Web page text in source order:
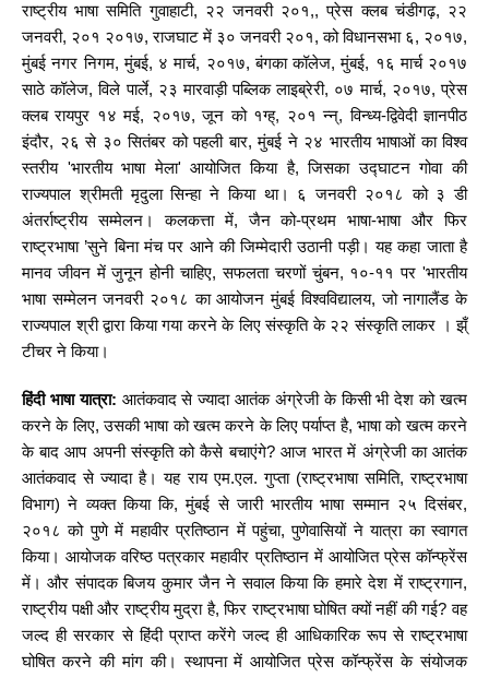
राष्ट्रीय भाषा समिति गुवाहाटी, २२ जनवरी २०१,, प्रेस क्लब चंडीगढ़, २२
जनवरी, २०१ २०१७, राजघाट में ३० जनवरी २०१, को विधानसभा ६, २०१७,
मुंबई नगर निगम, मुंबई, ४ मार्च, २०१७, बंगका कॉलेज, मुंबई, १६ मार्च २०१७
साठे कॉलेज, विले पार्ले, २३ मारवाड़ी पब्लिक लाइब्रेरी, ०७ मार्च, २०१७, प्रेस
क्लब रायपुर १४ मई, २०१७, जून को १ग्ह्, २०१ न्न्, विन्ध्य-द्विवेदी ज्ञानपीठ
इंदौर, २६ से ३० सितंबर को पहली बार, मुंबई ने २४ भारतीय भाषाओं का विश्व
स्तरीय 'भारतीय भाषा मेला' आयोजित किया है, जिसका उद्घाटन गोवा की
राज्यपाल श्रीमती मृदुला सिन्हा ने किया था। ६ जनवरी २०१८ को ३ डी
अंतर्राष्ट्रीय सम्मेलन। कलकत्ता में, जैन को-प्रथम भाषा-भाषा और फिर
राष्ट्रभाषा ’सुने बिना मंच पर आने की जिम्मेदारी उठानी पड़ी। यह कहा जाता है
मानव जीवन में जुनून होनी चाहिए, सफलता चरणों चुंबन, १०-११ पर 'भारतीय
भाषा सम्मेलन जनवरी २०१८ का आयोजन मुंबई विश्वविद्यालय, जो नागालैंड के
राज्यपाल श्री द्वारा किया गया करने के लिए संस्कृति के २२ संस्कृति लाकर । झ्ँ
टीचर ने किया।
हिंदी भाषा यात्रा: आतंकवाद से ज्यादा आतंक अंग्रेजी के किसी भी देश को खत्म
करने के लिए, उसकी भाषा को खत्म करने के लिए पर्याप्त है, भाषा को खत्म करने
के बाद आप अपनी संस्कृति को कैसे बचाएंगे? आज भारत में अंग्रेजी का आतंक
आतंकवाद से ज्यादा है। यह राय एम.एल. गुप्ता (राष्ट्रभाषा समिति, राष्ट्रभाषा
विभाग) ने व्यक्त किया कि, मुंबई से जारी भारतीय भाषा सम्मान २५ दिसंबर,
२०१८ को पुणे में महावीर प्रतिष्ठान में पहुंचा, पुणेवासियों ने यात्रा का स्वागत
किया। आयोजक वरिष्ठ पत्रकार महावीर प्रतिष्ठान में आयोजित प्रेस कॉन्फ्रेंस
में। और संपादक बिजय कुमार जैन ने सवाल किया कि हमारे देश में राष्ट्रगान,
राष्ट्रीय पक्षी और राष्ट्रीय मुद्रा है, फिर राष्ट्रभाषा घोषित क्यों नहीं की गई? वह
जल्द ही सरकार से हिंदी प्राप्त करेंगे जल्द ही आधिकारिक रूप से राष्ट्रभाषा
घोषित करने की मांग की। स्थापना में आयोजित प्रेस कॉन्फ्रेंस के संयोजक